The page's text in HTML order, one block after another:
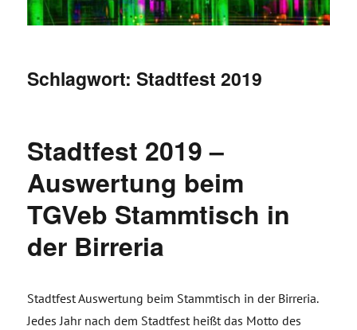
Schlagwort:Stadtfest 2019
Stadtfest 2019 –
Auswertung beim
TGVeb Stammtisch in
der Birreria
Stadtfest Auswertung beim Stammtisch in der Birreria.
Jedes Jahr nach dem Stadtfest heißt das Motto des